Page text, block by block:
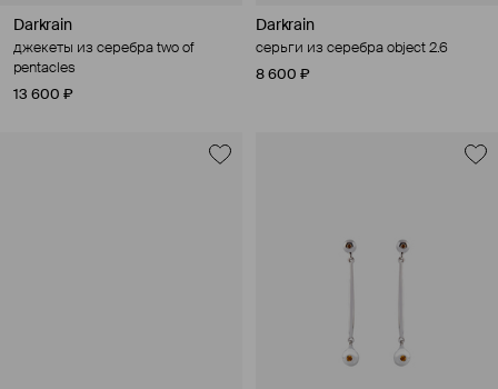
Darkrain
джекеты из серебра two of
pentacles
13 600 ₽
Darkrain
серьги из серебра object 2.6
8 600 ₽